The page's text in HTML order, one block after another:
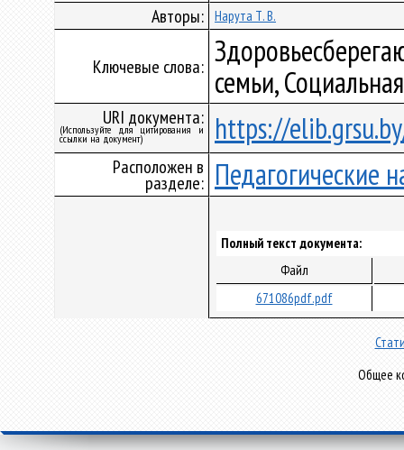
Авторы: Нарута Т. В.
Ключевые слова: семьи,
URI документа:
(Используйте для цитирования и
ссылки на документ) https://
Расположен в
разделе: Педагогические
Полный текст документа:
Файл
671086pdf.pdf
Общее